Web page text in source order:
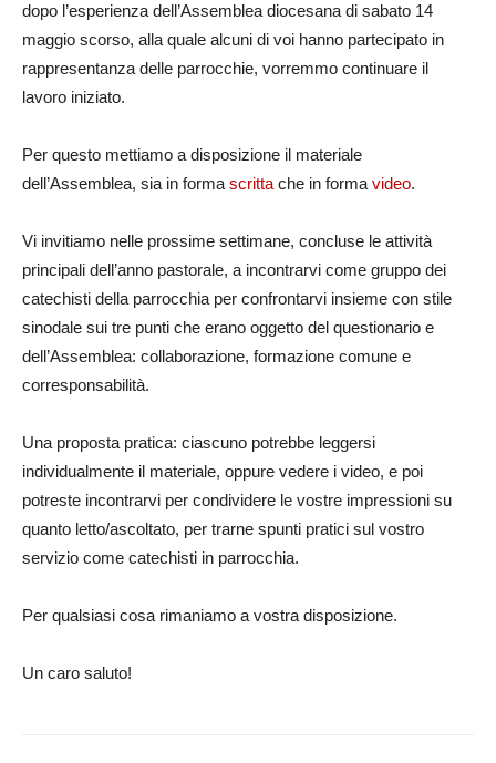
dopo l’esperienza dell’Assemblea diocesana di sabato 14
maggio scorso, alla quale alcuni di voi hanno partecipato in
rappresentanza delle parrocchie, vorremmo continuare il
lavoro iniziato.
Per questo mettiamo a disposizione il materiale
dell’Assemblea, sia in forma scritta che in forma video.
Vi invitiamo nelle prossime settimane, concluse le attività
principali dell’anno pastorale, a incontrarvi come gruppo dei
catechisti della parrocchia per confrontarvi insieme con stile
sinodale sui tre punti che erano oggetto del questionario e
dell’Assemblea: collaborazione, formazione comune e
corresponsabilità.
Una proposta pratica: ciascuno potrebbe leggersi
individualmente il materiale, oppure vedere i video, e poi
potreste incontrarvi per condividere le vostre impressioni su
quanto letto/ascoltato, per trarne spunti pratici sul vostro
servizio come catechisti in parrocchia.
Per qualsiasi cosa rimaniamo a vostra disposizione.
Un caro saluto!